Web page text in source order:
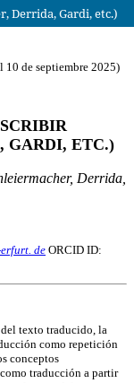
Derrida, Gardi, etc.)